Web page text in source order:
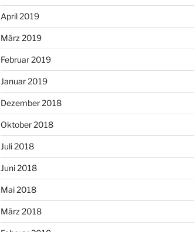
April 2019
März 2019
Februar 2019
Januar 2019
Dezember 2018
Oktober 2018
Juli 2018
Juni 2018
Mai 2018
März 2018